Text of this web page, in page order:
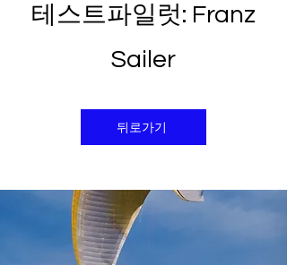
테스트파일럿: Franz
Sailer
뒤로가기